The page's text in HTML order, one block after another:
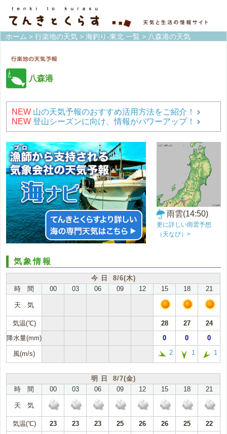
ホーム > 行楽地の天気 > 海釣り-東北 一覧 > 八森港の天気
八森港
NEW 山の天気予報のおすすめ活用方法をご紹介！
NEW 登山シーズンに向け、情報がパワーアップ！
雨雲(14:50)
更に詳しい雨雲予想
（天なび）>
気象情報
今 日 8/6(木)
時 間
00 03 06 09 12 15 18 21
天 気
気温(℃) 28 27
24
降水量(mm)
0 0 0
風(m/s) 2 1 1
明 日 8/7(金)
時 間
00 03 06 09 12 15 18 21
天 気
気温(℃) 23 23 23 25 26 26 25
22